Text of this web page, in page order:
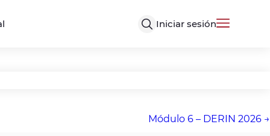
Iniciar sesión
Módulo 6 – DERIN 2026